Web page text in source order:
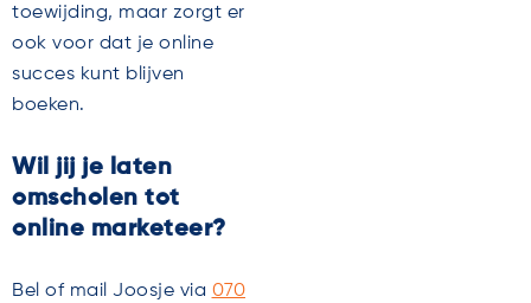
toewijding, maar zorgt er
ook voor dat je online
succes kunt blijven
boeken.
Wil jij je laten
omscholen tot
online marketeer?
Bel of mail Joosje via 070